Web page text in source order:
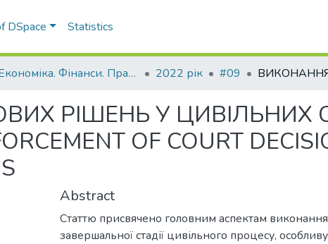
DSpace Statistics
Економіка. Фінанси. Право. 2022 рік #09
РІШЕНЬ У ЦИВІЛЬНИХ
OF COURT
Abstract
Статтю присвячено головним аспектам
завершальної стадії цивільного процесу,